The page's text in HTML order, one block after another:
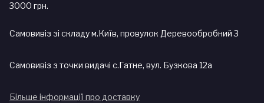
3000 грн.
Самовивіз зі складу м.Київ, провулок Деревообробний 3
Самовивіз з точки видачі с.Гатне, вул. Бузкова 12а
Більше інформації про доставку